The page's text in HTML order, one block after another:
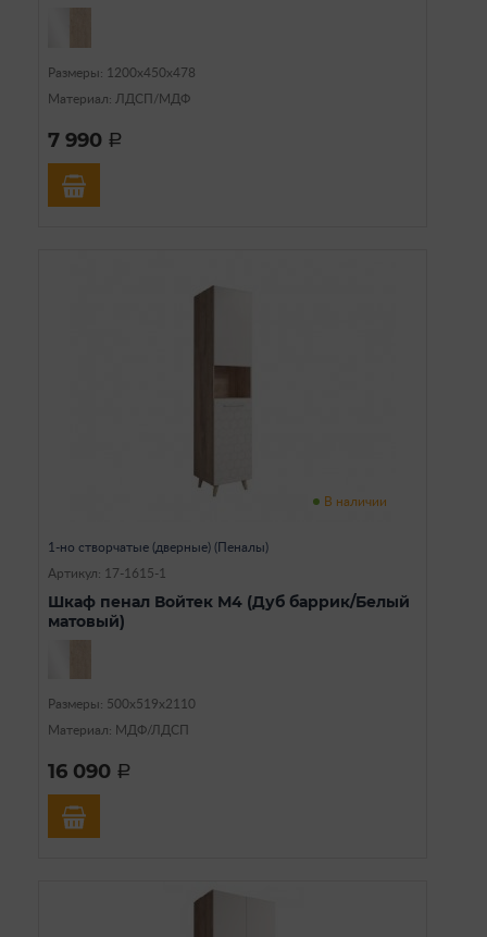
Размеры: 1200х450х478
Материал: ЛДСП/МДФ
7 990 a
В наличии
1-но створчатые (дверные) (Пеналы)
Артикул: 17-1615-1
Шкаф пенал Войтек М4 (Дуб баррик/Белый
матовый)
Размеры: 500х519х2110
Материал: МДФ/ЛДСП
16 090 a